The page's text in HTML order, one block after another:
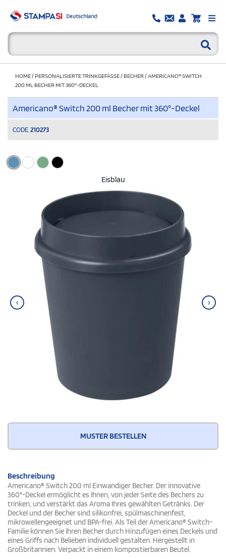
HOME/PERSONALISIERTE TRINKGEFÄSSE /BECHER/AMERICANO® SWITCH
200 ML BECHER MIT 360°-DECKEL
Americano® Switch 200 ml Becher mit 360°-Deckel
CODE. 210273
Eisblau
‹ ›
MUSTER BESTELLEN
Beschreibung
Americano® Switch 200 ml Einwandiger Becher. Der innovative
360°-Deckel ermöglicht es Ihnen, von jeder Seite des Bechers zu
trinken, und verstärkt das Aroma Ihres gewählten Getränks. Der
Deckel und der Becher sind silikonfrei, spülmaschinenfest,
mikrowellengeeignet und BPA-frei. Als Teil der Americano® Switch-
Familie können Sie Ihren Becher durch Hinzufügen eines Deckels und
eines Griffs nach Belieben individuell gestalten. Hergestellt in
Großbritannien. Verpackt in einem kompostierbaren Beutel.